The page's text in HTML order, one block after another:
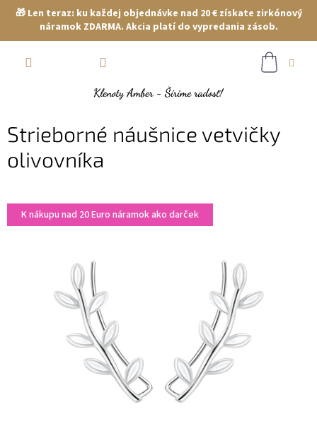
🎁 Len teraz: ku každej objednávke nad 20 € získate zirkónový
náramok ZDARMA. Akcia platí do vypredania zásob.
Strieborné náušnice vetvičky
olivovníka
K nákupu nad 20 Euro náramok ako darček